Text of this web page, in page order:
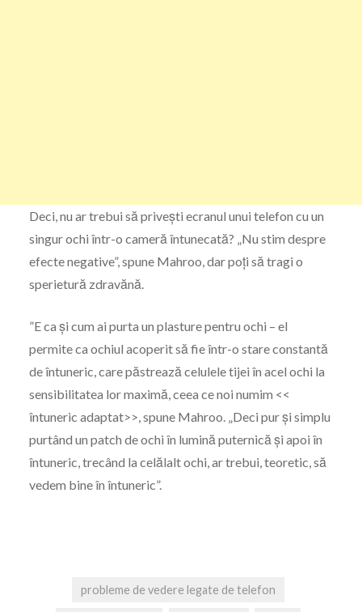
Deci, nu ar trebui să privești ecranul unui telefon cu un
singur ochi într-o cameră întunecată? „Nu stim despre
efecte negative”, spune Mahroo, dar poți să tragi o
sperietură zdravănă.
”E ca și cum ai purta un plasture pentru ochi – el
permite ca ochiul acoperit să fie într-o stare constantă
de întuneric, care păstrează celulele tijei în acel ochi la
sensibilitatea lor maximă, ceea ce noi numim <<
întuneric adaptat>>, spune Mahroo. „Deci pur și simplu
purtând un patch de ochi în lumină puternică și apoi în
întuneric, trecând la celălalt ochi, ar trebui, teoretic, să
vedem bine în întuneric”.
probleme de vedere legate de telefon